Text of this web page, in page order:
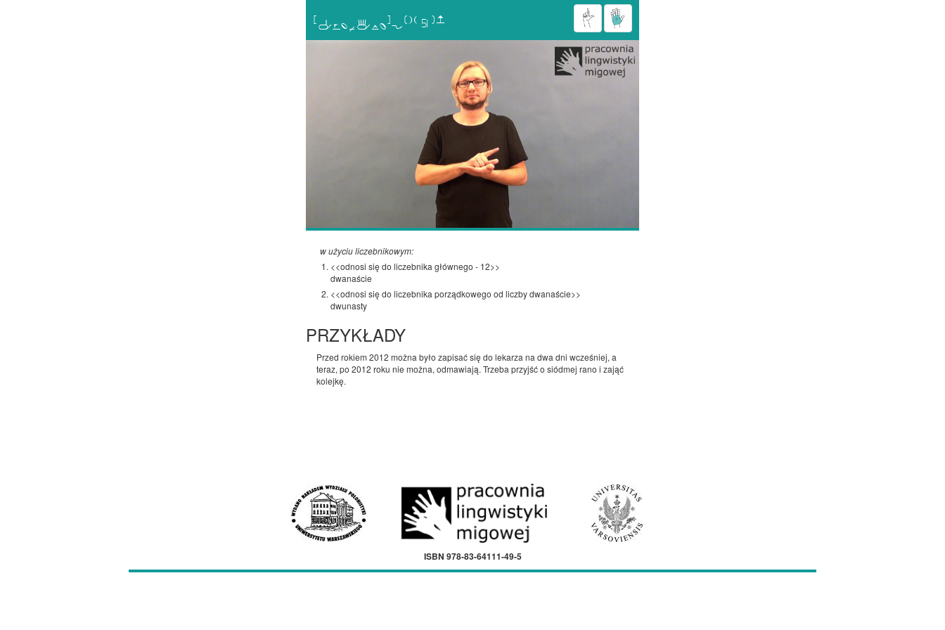

w użyciu liczebnikowym:
<<odnosi się do liczebnika głównego - 12>>
dwanaście
<<odnosi się do liczebnika porządkowego od liczby dwanaście>>
dwunasty
PRZYKŁADY
Przed rokiem 2012 można było zapisać się do lekarza na dwa dni wcześniej, a
teraz, po 2012 roku nie można, odmawiają. Trzeba przyjść o siódmej rano i zająć
kolejkę.
ISBN 978-83-64111-49-5